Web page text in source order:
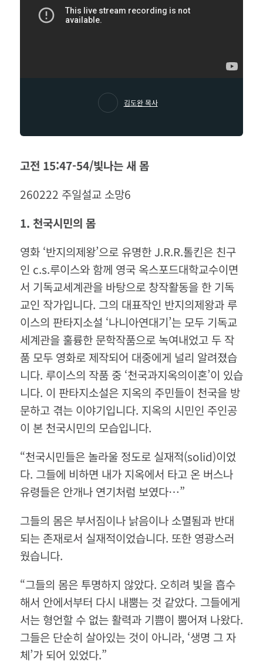
김도완 목사
고전 15:47-54/빛나는 새 몸
260222 주일설교 소망6
1. 천국시민의 몸
영화 ‘반지의제왕’으로 유명한 J.R.R.톨킨은 친구
인 c.s.루이스와 함께 영국 옥스포드대학교수이면
서 기독교세계관을 바탕으로 창작활동을 한 기독
교인 작가입니다. 그의 대표작인 반지의제왕과 루
이스의 판타지소설 ‘나니아연대기’는 모두 기독교
세계관을 훌륭한 문학작품으로 녹여내었고 두 작
품 모두 영화로 제작되어 대중에게 널리 알려졌습
니다. 루이스의 작품 중 ‘천국과지옥의이혼’이 있습
니다. 이 판타지소설은 지옥의 주민들이 천국을 방
문하고 겪는 이야기입니다. 지옥의 시민인 주인공
이 본 천국시민의 모습입니다.
“천국시민들은 놀라울 정도로 실재적(solid)이었
다. 그들에 비하면 내가 지옥에서 타고 온 버스나
유령들은 안개나 연기처럼 보였다…”
그들의 몸은 부서짐이나 낡음이나 소멸됨과 반대
되는 존재로서 실재적이었습니다. 또한 영광스러
웠습니다.
“그들의 몸은 투명하지 않았다. 오히려 빛을 흡수
해서 안에서부터 다시 내뿜는 것 같았다. 그들에게
서는 형언할 수 없는 활력과 기쁨이 뿜어져 나왔다.
그들은 단순히 살아있는 것이 아니라, ‘생명 그 자
체’가 되어 있었다.”